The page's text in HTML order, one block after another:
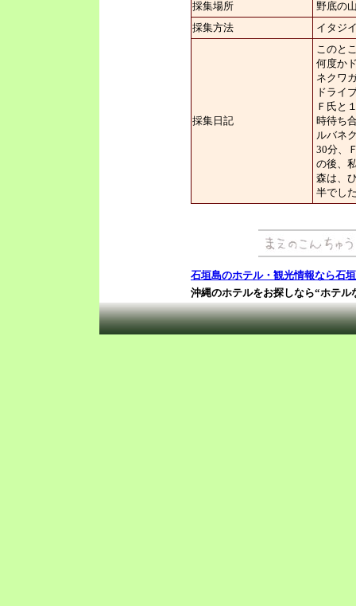
採集場所
野底の
採集方法
イタジ
採集日記
このと
何度か
ネクワ
ドライ
Ｆ氏と
時待ち
ルバネ
30分、
の後、
森は、
半でし
石垣島のホテル・観光情報なら石
沖縄のホテルをお探しなら“ホテル